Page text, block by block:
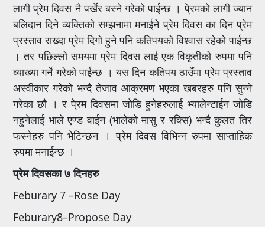
लागी प्रेम दिवस नै पर्खेर बस्ने गरेको पाईन्छ । पे्रमको लागी ज्यान
बलिदान दिने व्यक्तिको सम्झनामा मनाईने प्रेम दिवस का दिन प्रेम
प्रस्ताव राख्दा प्रेम दिगो हुने पनि कतिपयको विश्वास रहेको पाईन्छ
। तर पछिल्लो समयमा प्रेम दिवस लाई एक विकृतीको रुपमा पनि
व्याख्या गर्ने गरेको पाईन्छ । यस दिन कतिपय ठाउँमा प्रेम प्रस्ताव
अस्वीकार गरेको भन्दै तेजाव आक्रमण भएका खबरहरु पनि सुन्ने
गरेका छौ । र पे्रम दिवसमा जोडि हुनेहरुलाई भ्यालेन्टाईन जोडि
नहुनेलाई भाले एण्ड वाईन (भालेको मासु र रक्सि) भन्दै कुलत तिर
फस्नेहरु पनि भेटिन्छन । प्रेम दिवस विभिन्न रुपमा साप्ताहिक
रुपमा मनाईन्छ ।
प्रेम दिवसका ७ दिनहरु
Feburary 7 –Rose Day
Feburary8–Propose Day